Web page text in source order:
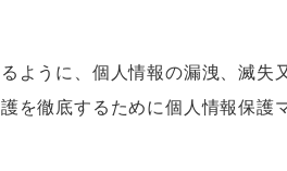
ように、個人情報の漏洩、滅
を徹底するために個人情報保